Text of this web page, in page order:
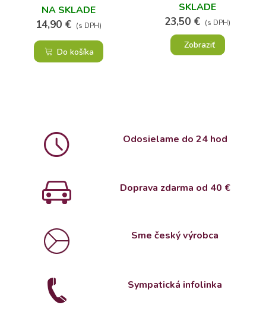
NA SKLADE
14,90 € (s DPH)
Do košíka
SKLADE
23,50 € (s DPH)
Zobraziť
Odosielame do 24 hod
Doprava zdarma od 40 €
Sme český výrobca
Sympatická infolinka